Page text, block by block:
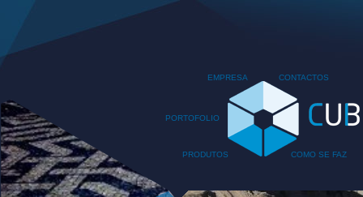
CONTACTOS
EMPRESA
PORTOFOLIO
PRODUTOS COMO SE FAZ